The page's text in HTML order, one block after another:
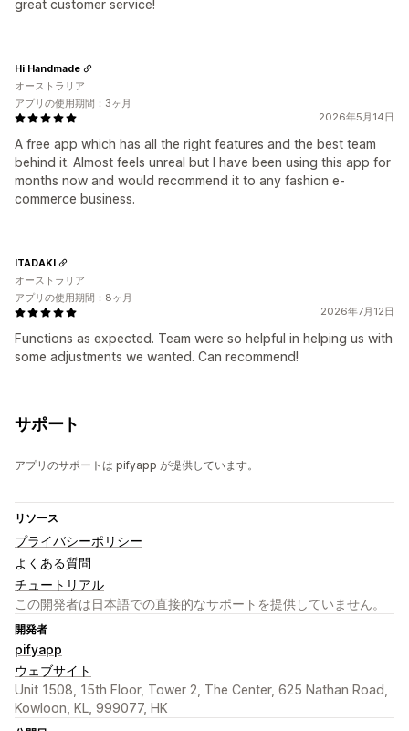
great customer service!
2026年5月14日
A free app which has all the right features and the best team
behind it. Almost feels unreal but I have been using this app for
months now and would recommend it to any fashion e-
commerce business.
Hi Handmade
オーストラリア
アプリの使用期間：3ヶ月
2026年7月12日
Functions as expected. Team were so helpful in helping us with
some adjustments we wanted. Can recommend!
ITADAKI
オーストラリア
アプリの使用期間：8ヶ月
サポート
アプリのサポートは pifyapp が提供しています。
リソース
プライバシーポリシー
よくある質問
チュートリアル
この開発者は日本語での直接的なサポートを提供していません。
開発者
pifyapp
ウェブサイト
Unit 1508, 15th Floor, Tower 2, The Center, 625 Nathan Road,
Kowloon, KL, 999077, HK